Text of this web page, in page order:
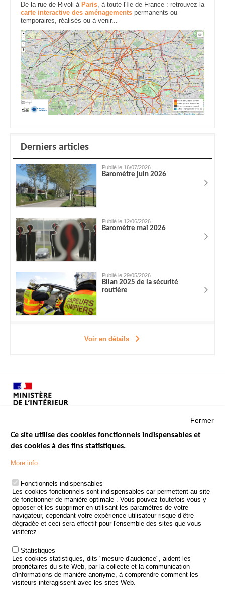
De la rue de Rivoli à Paris, à toute l'Ile de France : retrouvez la
carte interactive des aménagements permanents ou
temporaires, réalisés ou à venir...
Derniers articles
Publié le 16/07/2026
Baromètre juin 2026
Publié le 12/06/2026
Baromètre mai 2026
Publié le 29/05/2026
Bilan 2025 de la sécurité
routière
Voir en détails
Menu
Footer
LES SITES PUBLICS
ÉTAT DE L’INSÉCURITÉ ROUTIÈRE
TRAITEMENT DES DONNÉES PERSONNELLES DES ACCIDENTS DE
LA ROUTE
ETUDES ET RECHERCHES
APPEL À PROJETS
POLITIQUE DE SÉCURITÉ ROUTIÈRE
Outils
AGENDA
Fermer
Ce site utilise des cookies fonctionnels indispensables et
des cookies à des fins statistiques.
More info
Fonctionnels indispensables
Les cookies fonctionnels sont indispensables car permettent au site
de fonctionner de manière optimale . Vous pouvez toutefois vous y
opposer et les supprimer en utilisant les paramètres de votre
navigateur, cependant votre expérience utilisateur risque d’être
dégradée et ceci sera effectif pour l'ensemble des sites que vous
visiterez.
Statistiques
Les cookies statistiques, dits "mesure d'audience", aident les
propriétaires du site Web, par la collecte et la communication
d'informations de manière anonyme, à comprendre comment les
visiteurs interagissent avec les sites Web.